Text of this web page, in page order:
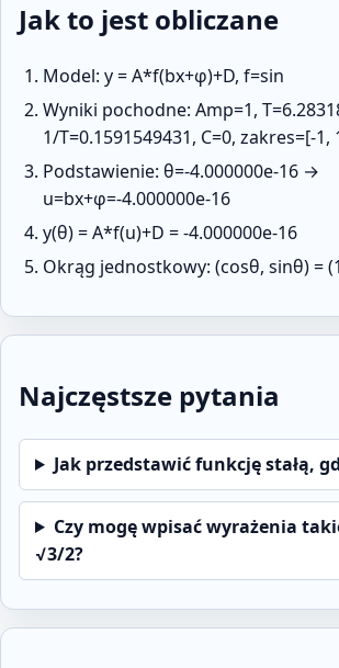
Jak to jest obliczane
Model: y = A*f(bx+φ)+D, f=sin
Wyniki pochodne: Amp=1,
1/T=0.1591549431, C=0, zakres=[-1,
Podstawienie: θ=-4.000000e-16 →
u=bx+φ=-4.000000e-16
y(θ) = A*f(u)+D = -4.000000e-16
Okrąg jednostkowy: (cosθ, sinθ) =
Najczęstsze pytania
Jak przedstawić funkcję stałą,
Czy mogę wpisać wyrażenia
√3/2?